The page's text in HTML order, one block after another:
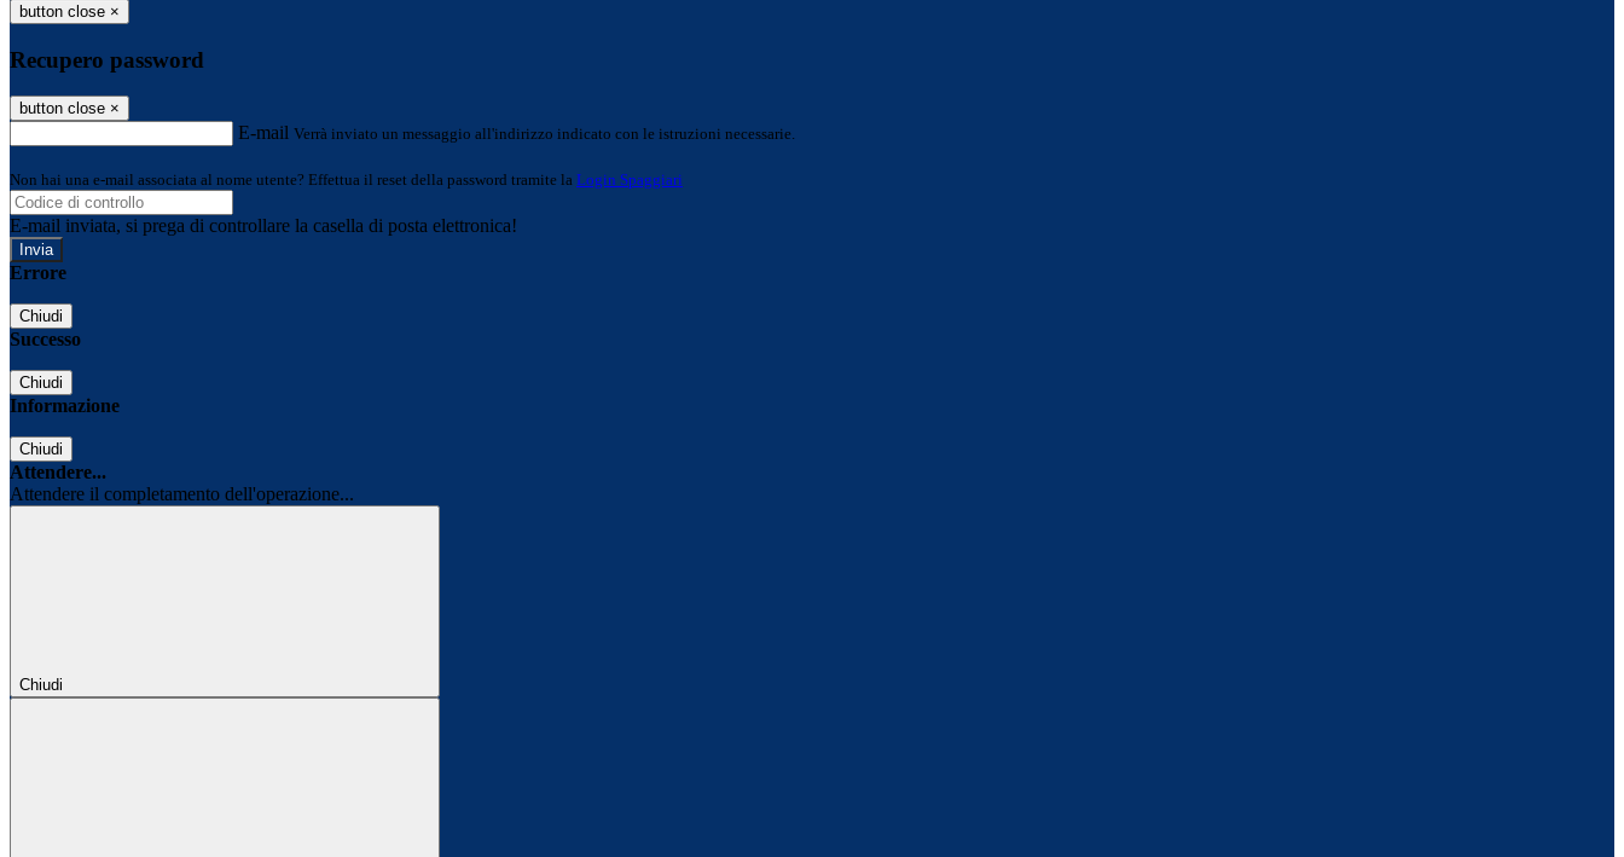
button close ×
Recupero password
button close ×
E-mail Verrà inviato un messaggio all'indirizzo indicato con le istruzioni necessarie.
Non hai una e-mail associata al nome utente? Effettua il reset della password tramite la Login Spaggiari
E-mail inviata, si prega di controllare la casella di posta elettronica!
Errore
Chiudi
Successo
Chiudi
Informazione
Chiudi
Attendere...
Attendere il completamento dell'operazione...
Chiudi